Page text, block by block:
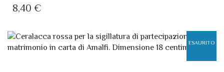
8,40 €
ESAURITO